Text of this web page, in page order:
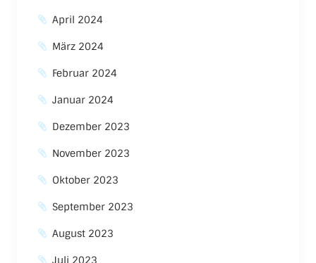
April 2024
März 2024
Februar 2024
Januar 2024
Dezember 2023
November 2023
Oktober 2023
September 2023
August 2023
Juli 2023